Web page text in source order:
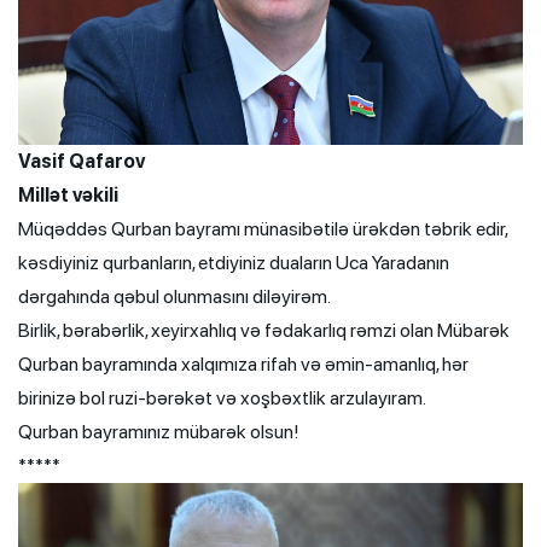
Vasif Qafarov
Millət vəkili
Müqəddəs Qurban bayramı münasibətilə ürəkdən təbrik edir,
kəsdiyiniz qurbanların, etdiyiniz duaların Uca Yaradanın
dərgahında qəbul olunmasını diləyirəm.
Birlik, bərabərlik, xeyirxahlıq və fədakarlıq rəmzi olan Mübarək
Qurban bayramında xalqımıza rifah və əmin-amanlıq, hər
birinizə bol ruzi-bərəkət və xoşbəxtlik arzulayıram.
Qurban bayramınız mübarək olsun!
*****